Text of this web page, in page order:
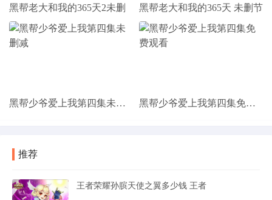
黑帮老大和我的365天2未删 黑帮老大和我的365天 未删节
黑帮少爷爱上我第四集未删减 黑帮少爷爱上我第四集免费观看
推荐
王者荣耀孙膑天使之翼多少钱 王者